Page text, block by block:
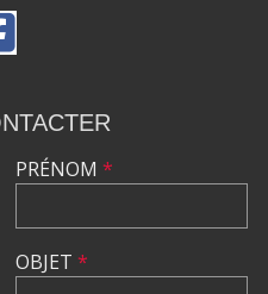
PRÉNOM *
OBJET *